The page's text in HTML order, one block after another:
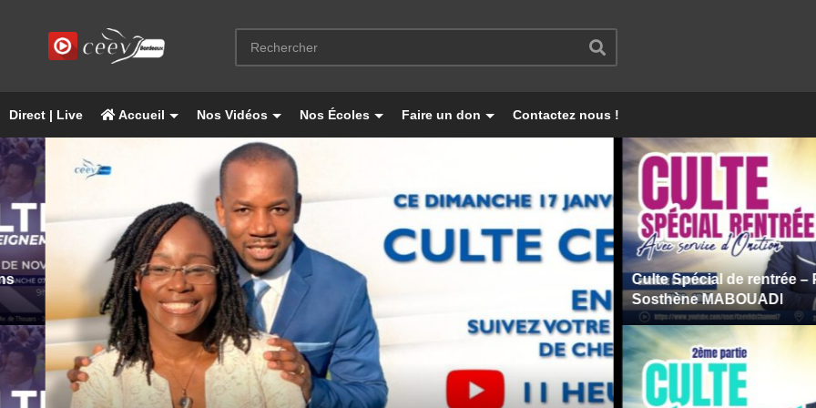
Direct | Live Accueil Nos Vidéos Nos Écoles Faire un don Contactez nous !
Culte Spécial de rentrée –
Sosthène MABOUADI